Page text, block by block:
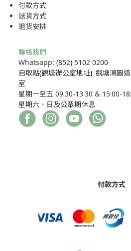
付款方式
送貨方式
退貨安排
聯絡我們
Whatsapp: (852) 5102 0200
自取點(觀塘辦公室地址): 觀塘鴻圖
室
星期一至五 09:30-13:30 & 15:00-
星期六、日及公眾期休息
付款方式